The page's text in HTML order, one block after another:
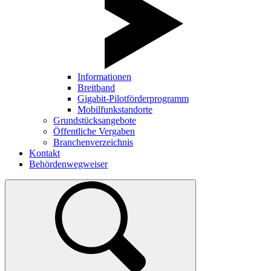
Informationen
Breitband
Gigabit-Pilotförderprogramm
Mobilfunkstandorte
Grundstücksangebote
Öffentliche Vergaben
Branchenverzeichnis
Kontakt
Behördenwegweiser